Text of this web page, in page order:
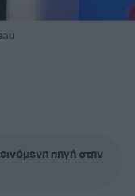
πηγή στην